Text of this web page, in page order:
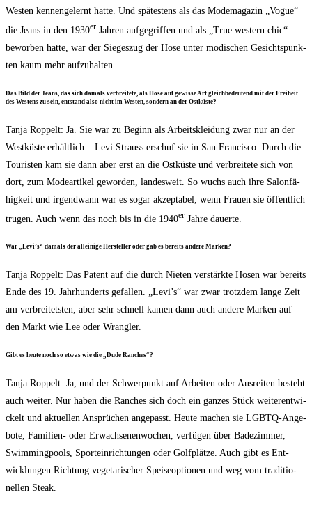
Wes­ten ken­nen­ge­lernt hat­te. Und spä­tes­tens als das Mode­ma­ga­zin „Vogue“
die Jeans in den 1930er Jah­ren auf­ge­grif­fen und als „True wes­tern chic“
bewor­ben hat­te, war der Sie­ges­zug der Hose unter modi­schen Gesichts­punk­
ten kaum mehr aufzuhalten.
Das Bild der Jeans, das sich damals ver­brei­te­te, als Hose auf gewis­se Art gleich­be­deu­tend mit der Frei­heit
des Wes­tens zu sein, ent­stand also nicht im Wes­ten, son­dern an der Ostküste?
Tan­ja Rop­pelt: Ja. Sie war zu Beginn als Arbeits­klei­dung zwar nur an der
West­küs­te erhält­lich – Levi Strauss erschuf sie in San Fran­cis­co. Durch die
Tou­ris­ten kam sie dann aber erst an die Ost­küs­te und ver­brei­te­te sich von
dort, zum Mode­ar­ti­kel gewor­den, lan­des­weit. So wuchs auch ihre Salon­fä­
hig­keit und irgend­wann war es sogar akzep­ta­bel, wenn Frau­en sie öffent­lich
tru­gen. Auch wenn das noch bis in die 1940er Jah­re dauerte.
War „Levi’s“ damals der allei­ni­ge Her­stel­ler oder gab es bereits ande­re Marken?
Tan­ja Rop­pelt: Das Patent auf die durch Nie­ten ver­stärk­te Hosen war bereits
Ende des 19. Jahr­hun­derts gefal­len. „Levi’s“ war zwar trotz­dem lan­ge Zeit
am ver­brei­tets­ten, aber sehr schnell kamen dann auch ande­re Mar­ken auf
den Markt wie Lee oder Wrangler.
Gibt es heu­te noch so etwas wie die „Dude Ranches“?
Tan­ja Rop­pelt: Ja, und der Schwer­punkt auf Arbei­ten oder Aus­rei­ten besteht
auch wei­ter. Nur haben die Ran­ches sich doch ein gan­zes Stück wei­ter­ent­wi­
ckelt und aktu­el­len Ansprü­chen ange­passt. Heu­te machen sie LGBTQ-Ange­
bo­te, Fami­li­en- oder Erwach­se­nen­wo­chen, ver­fü­gen über Bade­zim­mer,
Swim­ming­pools, Sport­ein­rich­tun­gen oder Golf­plät­ze. Auch gibt es Ent­
wick­lun­gen Rich­tung vege­ta­ri­scher Spei­se­op­tio­nen und weg vom tra­di­tio­
nel­len Steak.